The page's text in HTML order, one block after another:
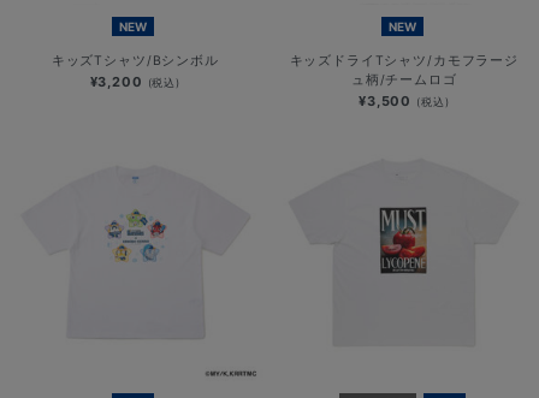
NEW
キッズTシャツ/Bシンボル
¥3,200 (税込)
NEW
キッズドライTシャツ/カモフラージ
ュ柄/チームロゴ
¥3,500 (税込)